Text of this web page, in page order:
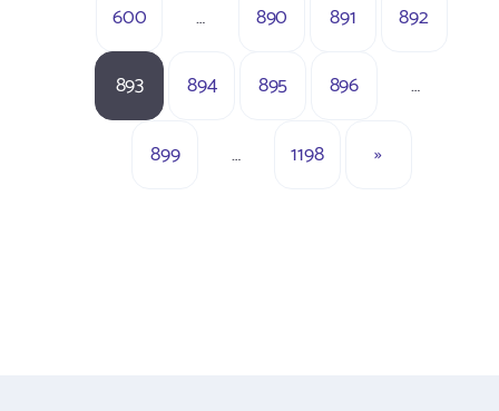
600 … 890 891 892
893 894 895 896 …
899 … 1198 »